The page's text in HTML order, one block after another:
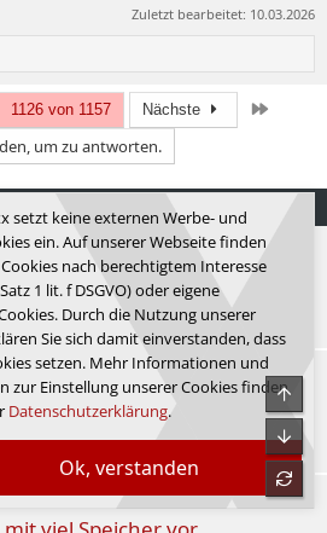
Zuletzt bearbeitet: 10.03.2026
1126 von 1157 Nächste
um zu antworten.
Blackwell: Internes NVIDIA-Tool
auf
um 19:32 lordberti
NVIDIA soll "RTX Titan
5000 72 GB: NVIDIA stellt
Ok, verstanden
setzt keine externen Werbe- und
ein. Auf unserer Webseite finden
nach berechtigtem Interesse
1 lit. f DSGVO) oder eigene
Durch die Nutzung unserer
Sie sich damit einverstanden, dass
setzen. Mehr Informationen und
zur Einstellung unserer Cookies finden
Datenschutzerklärung.